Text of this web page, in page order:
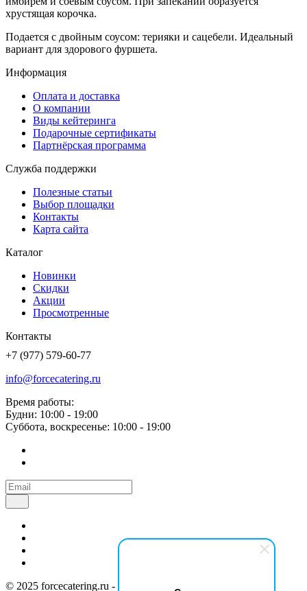
хрустящая корочка.
Подается с двойным соусом: терияки и сацебели. Идеальный
вариант для здорового фуршета.
Информация
Оплата и доставка
О компании
Виды кейтеринга
Подарочные сертификаты
Партнёрская программа
Служба поддержки
Полезные статьи
Выбор площадки
Контакты
Карта сайта
Каталог
Новинки
Скидки
Акции
Просмотренные
Контакты
+7 (977) 579-60-77
info@forcecatering.ru
Время работы:
Будни: 10:00 - 19:00
Суббота, воскресенье: 10:00 - 19:00
© 2025 forcecatering.ru - кейтеринг по вашим правилам